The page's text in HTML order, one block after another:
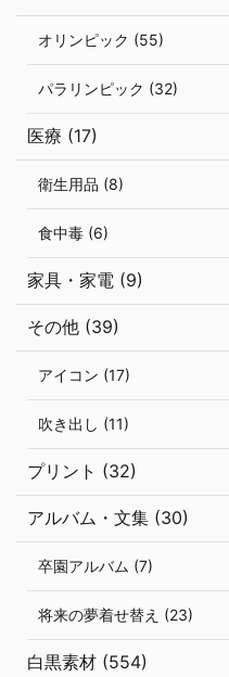
オリンピック (55)
パラリンピック (32)
医療 (17)
衛生用品 (8)
食中毒 (6)
家具・家電 (9)
その他 (39)
アイコン (17)
吹き出し (11)
プリント (32)
アルバム・文集 (30)
卒園アルバム (7)
将来の夢着せ替え (23)
白黒素材 (554)